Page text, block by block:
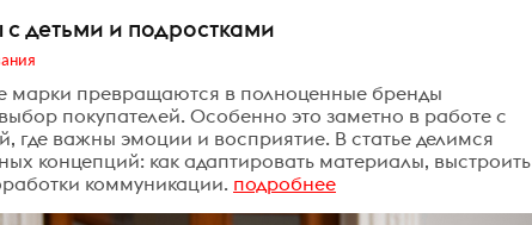
детьми и подростками
марки превращаются в полноценные бренды
покупателей. Особенно это заметно в работе с
где важны эмоции и восприятие. В статье делимся
концепций: как адаптировать материалы, выстроить
коммуникации. подробнее